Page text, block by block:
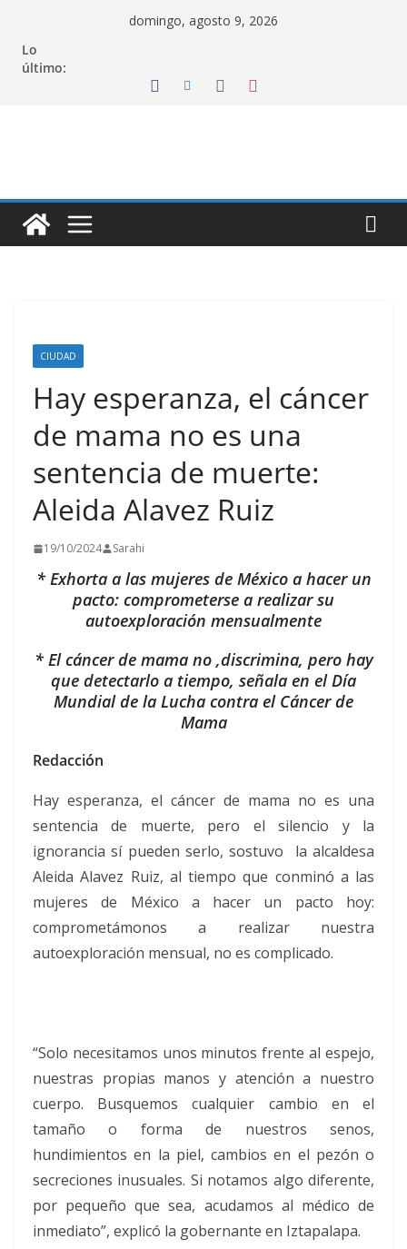
contenido
domingo, agosto 9, 2026
Lo
último:
CIUDAD
Hay esperanza, el cáncer
de mama no es una
sentencia de muerte:
Aleida Alavez Ruiz
19/10/2024 Sarahi
* Exhorta a las mujeres de México a hacer un
pacto: comprometerse a realizar su
autoexploración mensualmente
* El cáncer de mama no ,discrimina, pero hay
que detectarlo a tiempo, señala en el Día
Mundial de la Lucha contra el Cáncer de
Mama
Redacción
Hay esperanza, el cáncer de mama no es una
sentencia de muerte, pero el silencio y la
ignorancia sí pueden serlo, sostuvo la alcaldesa
Aleida Alavez Ruiz, al tiempo que conminó a las
mujeres de México a hacer un pacto hoy:
comprometámonos a realizar nuestra
autoexploración mensual, no es complicado.
“Solo necesitamos unos minutos frente al espejo,
nuestras propias manos y atención a nuestro
cuerpo. Busquemos cualquier cambio en el
tamaño o forma de nuestros senos,
hundimientos en la piel, cambios en el pezón o
secreciones inusuales. Si notamos algo diferente,
por pequeño que sea, acudamos al médico de
inmediato”, explicó la gobernante en Iztapalapa.